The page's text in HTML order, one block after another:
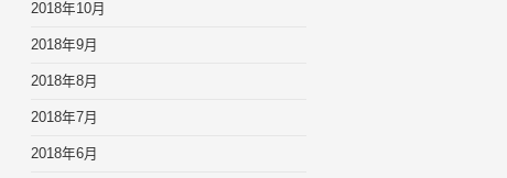
2018年10月
2018年9月
2018年8月
2018年7月
2018年6月